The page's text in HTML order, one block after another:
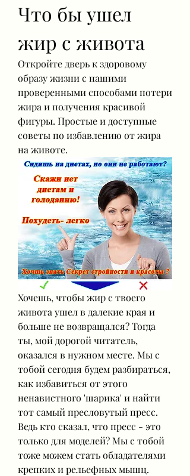
Что бы ушел
жир с живота
Откройте дверь к здоровому
образу жизни с нашими
проверенными способами потери
жира и получения красивой
фигуры. Простые и доступные
советы по избавлению от жира
на животе.
Хочешь, чтобы жир с твоего
живота ушел в далекие края и
больше не возвращался? Тогда
ты, мой дорогой читатель,
оказался в нужном месте. Мы с
тобой сегодня будем разбираться,
как избавиться от этого
ненавистного 'шарика' и найти
тот самый пресловутый пресс.
Ведь кто сказал, что пресс - это
только для моделей? Мы с тобой
тоже можем стать обладателями
крепких и рельефных мышц.